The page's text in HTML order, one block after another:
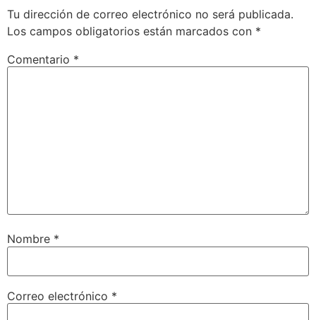
Tu dirección de correo electrónico no será publicada.
Los campos obligatorios están marcados con *
Comentario *
Nombre *
Correo electrónico *